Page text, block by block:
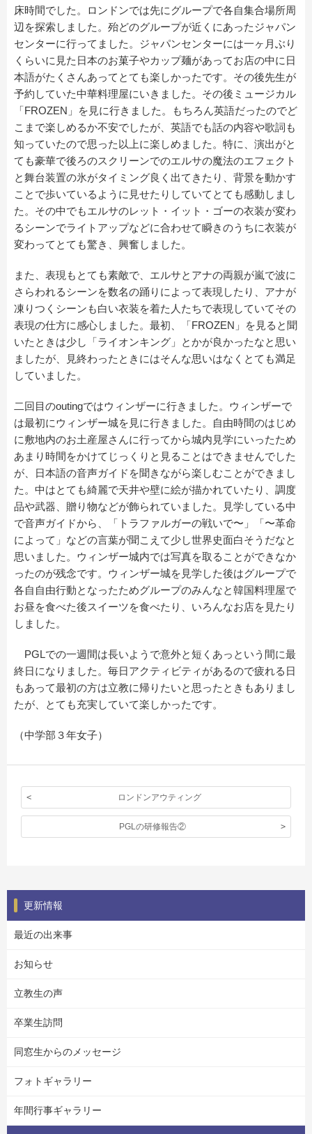
床時間でした。ロンドンでは先にグループで各自集合場所周
辺を探索しました。殆どのグループが近くにあったジャパン
センターに行ってました。ジャパンセンターには一ヶ月ぶり
くらいに見た日本のお菓子やカップ麺があってお店の中に日
本語がたくさんあってとても楽しかったです。その後先生が
予約していた中華料理屋にいきました。その後ミュージカル
「FROZEN」を見に行きました。もちろん英語だったのでど
こまで楽しめるか不安でしたが、英語でも話の内容や歌詞も
知っていたので思った以上に楽しめました。特に、演出がと
ても豪華で後ろのスクリーンでのエルサの魔法のエフェクト
と舞台装置の氷がタイミング良く出てきたり、背景を動かす
ことで歩いているように見せたりしていてとても感動しまし
た。その中でもエルサのレット・イット・ゴーの衣装が変わ
るシーンでライトアップなどに合わせて瞬きのうちに衣装が
変わってとても驚き、興奮しました。
また、表現もとても素敵で、エルサとアナの両親が嵐で波に
さらわれるシーンを数名の踊りによって表現したり、アナが
凍りつくシーンも白い衣装を着た人たちで表現していてその
表現の仕方に感心しました。最初、「FROZEN」を見ると聞
いたときは少し「ライオンキング」とかが良かったなと思い
ましたが、見終わったときにはそんな思いはなくとても満足
していました。
二回目のoutingではウィンザーに行きました。ウィンザーで
は最初にウィンザー城を見に行きました。自由時間のはじめ
に敷地内のお土産屋さんに行ってから城内見学にいったため
あまり時間をかけてじっくりと見ることはできませんでした
が、日本語の音声ガイドを聞きながら楽しむことができまし
た。中はとても綺麗で天井や壁に絵が描かれていたり、調度
品や武器、贈り物などが飾られていました。見学している中
で音声ガイドから、「トラファルガーの戦いで〜」「〜革命
によって」などの言葉が聞こえて少し世界史面白そうだなと
思いました。ウィンザー城内では写真を取ることができなか
ったのが残念です。ウィンザー城を見学した後はグループで
各自自由行動となったためグループのみんなと韓国料理屋で
お昼を食べた後スイーツを食べたり、いろんなお店を見たり
しました。
PGLでの一週間は長いようで意外と短くあっという間に最
終日になりました。毎日アクティビティがあるので疲れる日
もあって最初の方は立教に帰りたいと思ったときもありまし
たが、とても充実していて楽しかったです。
（中学部３年女子）
ロンドンアウティング
PGLの研修報告②
更新情報
最近の出来事
お知らせ
立教生の声
卒業生訪問
同窓生からのメッセージ
フォトギャラリー
年間行事ギャラリー